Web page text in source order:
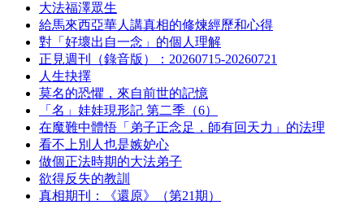
大法福澤眾生
給馬來西亞華人講真相的修煉經歷和心得
對「好壞出自一念」的個人理解
正見週刊（錄音版）：20260715-20260721
人生抉擇
莫名的恐懼，來自前世的記憶
「名」娃娃現形記 第二季（6）
在魔難中體悟「弟子正念足，師有回天力」的法理
看不上別人也是嫉妒心
做個正法時期的大法弟子
欲得反失的教訓
真相期刊：《還原》（第21期）